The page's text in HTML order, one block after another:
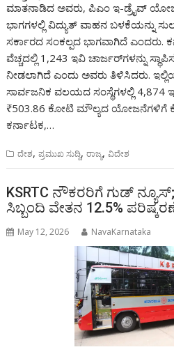
ಮಾತನಾಡಿದ ಅವರು, ಪಿಎಂ ಇ-ಡ್ರೈವ್
ಭಾಗಗಳಲ್ಲಿ ವಿದ್ಯುತ್ ವಾಹನ ಬಳಕೆಯನ್ನು
ಸರ್ಕಾರದ ಸಂಕಲ್ಪದ ಭಾಗವಾಗಿದೆ ಎಂದರು.
ವೆಚ್ಚದಲ್ಲಿ 1,243 ಇವಿ ಚಾರ್ಜರ್‌ಗಳನ್ನು
ನೀಡಲಾಗಿದೆ ಎಂದು ಅವರು ತಿಳಿಸಿದರು.
ಸಾರ್ವಜನಿಕ ವಲಯದ ಸಂಸ್ಥೆಗಳಲ್ಲಿ 4,874
₹503.86 ಕೋಟಿ ಮೌಲ್ಯದ ಯೋಜನೆಗಳಿಗೆ
ಕರ್ನಾಟಕ,…
ದೇಶ,ಪ್ರಮುಖ ಸುದ್ದಿ,ರಾಜ್ಯ,ವಿದೇಶ
KSRTC ನೌಕರರಿಗೆ ಗುಡ್
ಸಿಬ್ಬಂದಿ ವೇತನ 12.5%
May 12, 2026 NavaKarnataka